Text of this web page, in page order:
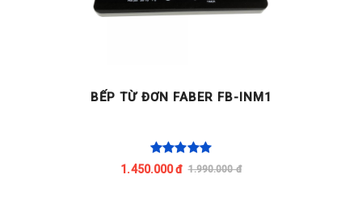
BẾP TỪ ĐƠN FABER FB-INM1
1.450.000 đ 1.990.000 đ